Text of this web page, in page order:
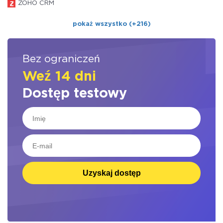
ZOHO CRM
pokaż wszystko (+216)
Bez ograniczeń
Weź 14 dni
Dostęp testowy
Uzyskaj dostęp